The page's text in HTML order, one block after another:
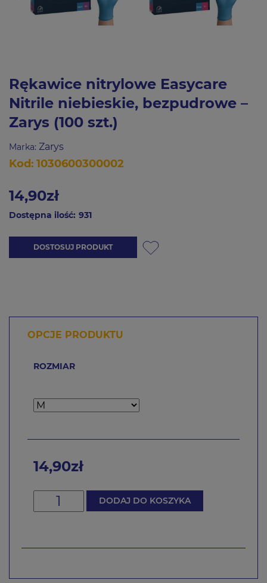
Rękawice nitrylowe Easycare
Nitrile niebieskie, bezpudrowe –
Zarys (100 szt.)
Marka: Zarys
Kod: 1030600300002
14,90zł
Dostępna ilość: 931
DOSTOSUJ PRODUKT
OPCJE PRODUKTU
ROZMIAR
14,90zł
DODAJ DO KOSZYKA